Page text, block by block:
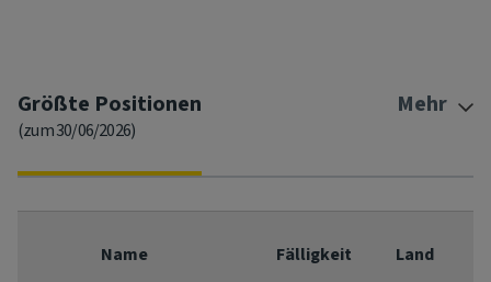
Größte Positionen
(zum 30/06/2026)
Mehr
Name Fälligkeit Land